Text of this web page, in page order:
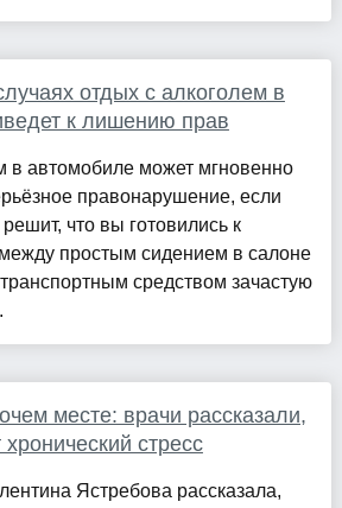
отдых с алкоголем в
к лишению прав
в автомобиле может мгновенно
правонарушение, если
что вы готовились к
простым сидением в салоне
средством зачастую
месте: врачи рассказали,
стресс
Ястребова рассказала,